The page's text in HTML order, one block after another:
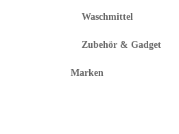
Waschmittel
Zubehör & Gadget
Marken